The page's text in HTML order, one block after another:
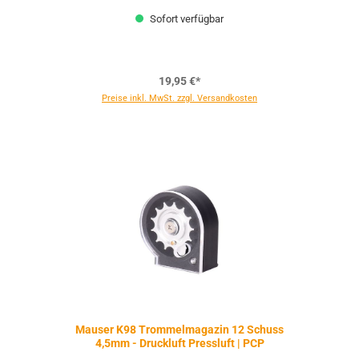
Sofort verfügbar
19,95 €*
Preise inkl. MwSt. zzgl. Versandkosten
Mauser K98 Trommelmagazin 12 Schuss
4,5mm - Druckluft Pressluft | PCP